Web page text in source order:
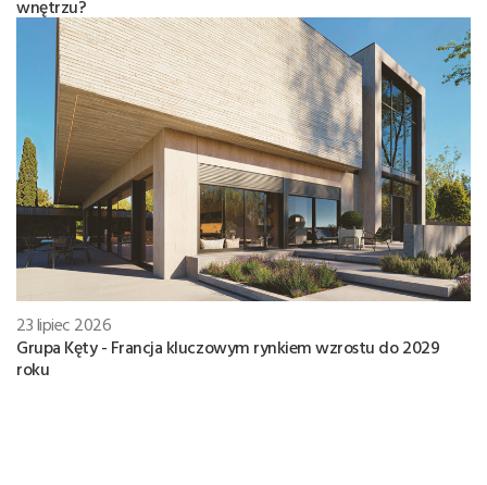
wnętrzu?
23 lipiec 2026
Grupa Kęty - Francja kluczowym rynkiem wzrostu do 2029
roku